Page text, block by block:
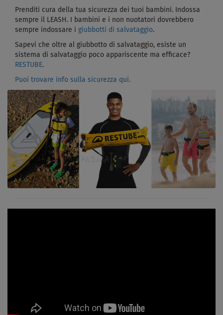
Prenditi cura della tua sicurezza dei tuoi bambini. Indossa
sempre il LEASH. I bambini e i non nuotatori dovrebbero
sempre indossare i giubbotti di salvataggio.
Sapevi che oltre al giubbotto di salvataggio, esiste un
sistema di salvataggio poco appariscente ma efficace?
RESTUBE.
Puoi trovare info sulla sicurezza qui.